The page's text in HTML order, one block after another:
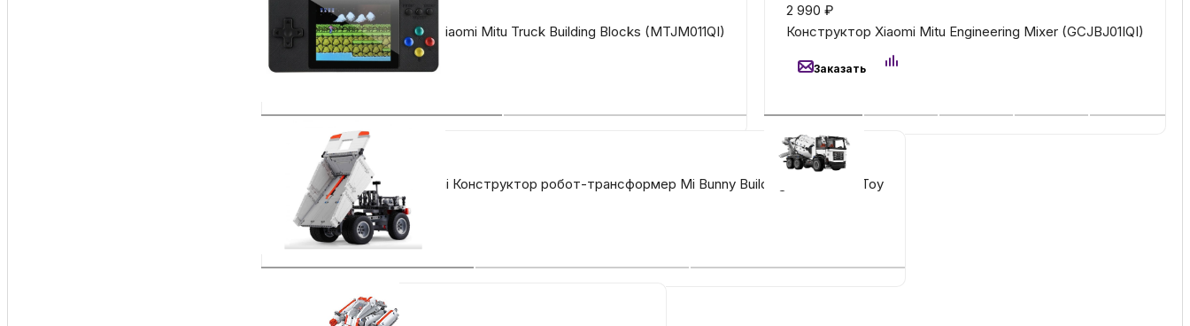
3 300₽
Игрушка-трансформер Xiaomi Mitu Truck Building Blocks (MTJM011QI)
Заказать
2 990 ₽
Конструктор Xiaomi Mitu Engineering Mixer (GCJBJ01IQI)
Заказать
7 900₽
Игрушечный робот Xiaomi Конструктор робот-трансформер Mi Bunny Building Block Tank Toy
Заказать